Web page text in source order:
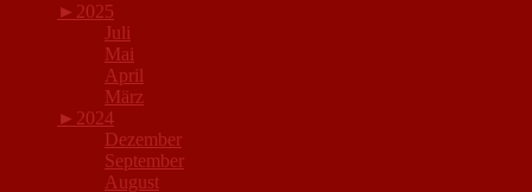
► 2025
Juli
Mai
April
März
► 2024
Dezember
September
August